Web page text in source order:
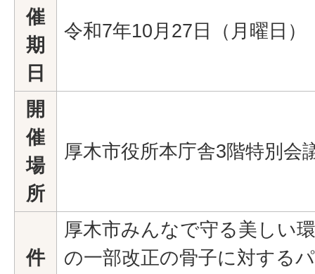
催
期
日
令和7年10月27日（月曜日）
開
催
場
所
厚木市役所本庁舎3階特別会
件
厚木市みんなで守る美しい
の一部改正の骨子に対する